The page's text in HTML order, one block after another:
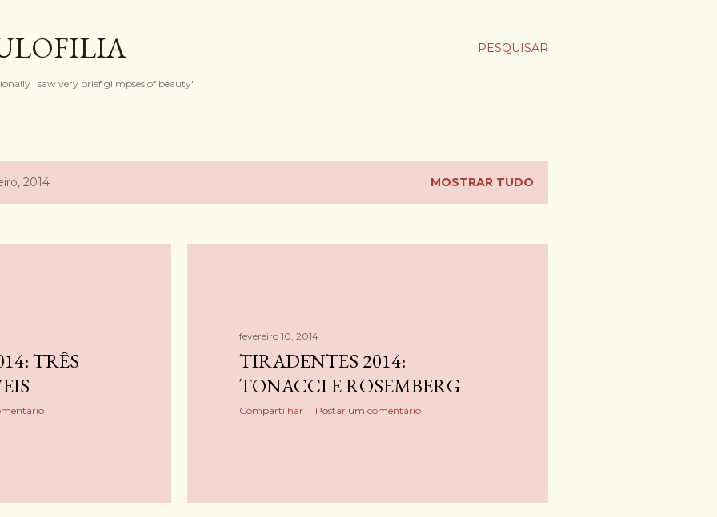
PESQUISAR
I saw very brief glimpses of beauty"
2014 MOSTRAR TUDO
TRÊS
fevereiro 10, 2014
TIRADENTES 2014:
TONACCI E ROSEMBERG
Compartilhar Postar um comentário